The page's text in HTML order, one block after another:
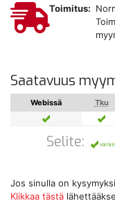
Toimitus:
Saatavuus
Webissä Tku
Selite:
Jos sinulla on
Klikkaa tästä